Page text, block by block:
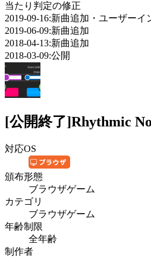
当たり判定の修正
2019-09-16:新曲追加・ユーザー
2019-06-09:新曲追加
2018-04-13:新曲追加
2018-03-09:公開
[公開終了]Rhythmic
対応OS
頒布形態
ブラウザゲーム
カテゴリ
ブラウザゲーム
年齢制限
全年齢
制作者